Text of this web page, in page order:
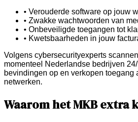
• Verouderde software op jouw
• Zwakke wachtwoorden van
• Onbeveiligde toegangen tot
• Kwetsbaarheden in jouw
Volgens cybersecurityexperts
momenteel Nederlandse bedrijven
bevindingen op en verkopen toegang
netwerken.
Waarom het MKB extra